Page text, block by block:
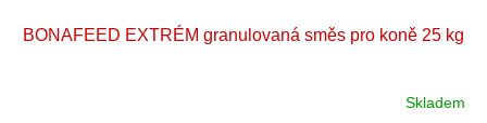
BONAFEED EXTRÉM granulovaná směs pro koně 25 kg
Skladem